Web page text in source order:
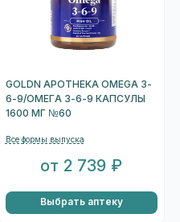
GOLDN APOTHEKA OMEGA 3-
6-9/ОМЕГА 3-6-9 КАПСУЛЫ
1600 МГ №60
Все формы выпуска
от 2 739 ₽
Выбрать аптеку